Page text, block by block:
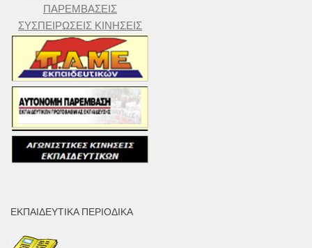
ΠΑΡΕΜΒΑΣΕΙΣ
ΣΥΣΠΕΙΡΩΣΕΙΣ ΚΙΝΗΣΕΙΣ
ΕΚΠΑΙΔΕΥΤΙΚΆ ΠΕΡΙΟΔΙΚΆ